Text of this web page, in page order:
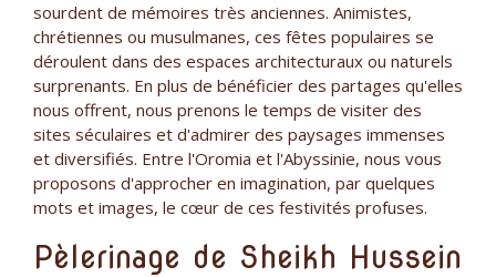
sourdent de mémoires très anciennes. Animistes,
chrétiennes ou musulmanes, ces fêtes populaires se
déroulent dans des espaces architecturaux ou naturels
surprenants. En plus de bénéficier des partages qu'elles
nous offrent, nous prenons le temps de visiter des
sites séculaires et d'admirer des paysages immenses
et diversifiés. Entre l'Oromia et l'Abyssinie, nous vous
proposons d'approcher en imagination, par quelques
mots et images, le cœur de ces festivités profuses.
Pèlerinage de Sheikh Hussein